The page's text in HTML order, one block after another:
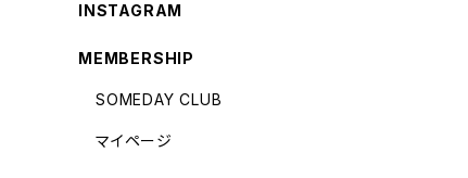
INSTAGRAM
MEMBERSHIP
SOMEDAY CLUB
マイページ